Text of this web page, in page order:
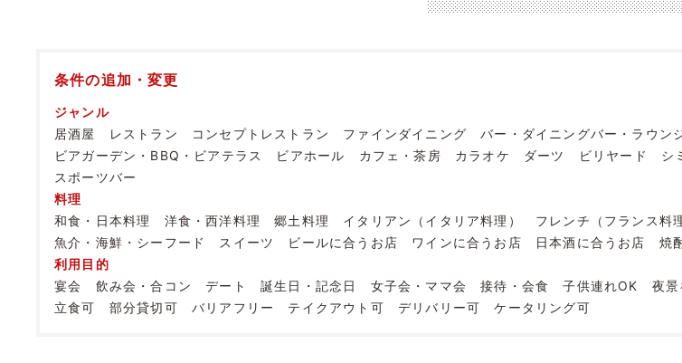
条件の追加・変更
ジャンル
居酒屋
レストラン コンセプトレストラン ファインダイニング バー・ダイニングバー・ラウン
ビアガーデン・BBQ・ビアテラス
ビアホール カフェ・茶房 カラオケ ダーツ ビリヤード シ
スポーツバー
料理
和食・日本料理
洋食・西洋料理 郷土料理 イタリアン（イタリア料理） フレンチ（フランス料
魚介・海鮮・シーフード
スイーツ ビールに合うお店 ワインに合うお店 日本酒に合うお店
焼
利用目的
宴会
飲み会・合コン デート 誕生日・記念日 女子会・ママ会 接待・会食 子供連れOK 夜
立食可
部分貸切可 バリアフリー テイクアウト可 デリバリー可 ケータリング可